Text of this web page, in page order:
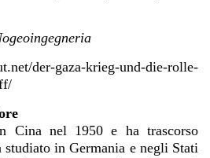
der-gaza-krieg-und-die-rolle-
Cina nel 1950 e ha trascorso
in Germania e negli Stati